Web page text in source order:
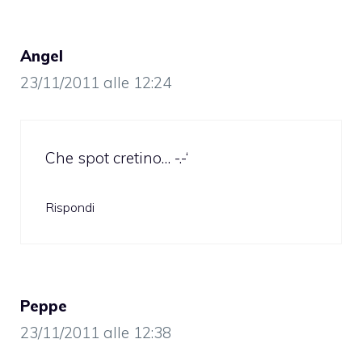
Angel
23/11/2011 alle 12:24
Che spot cretino… -.-‘
Rispondi
Peppe
23/11/2011 alle 12:38